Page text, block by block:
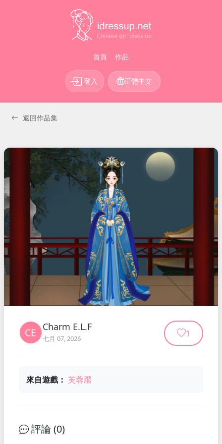
首頁 作品
登入 正體中文
返回作品集
Charm E.L.F
七月 07, 2026 1
來自遊戲： 芙蓉靨
評論 (0)